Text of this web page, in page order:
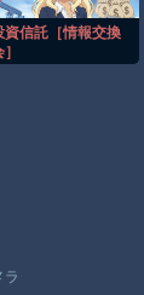
」をやらない理
資信託［情報交換
ラ